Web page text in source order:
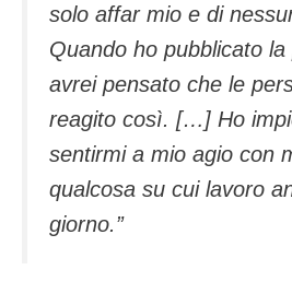
solo affar mio e di
Quando ho pubblicato
avrei pensato che le
reagito così. […] Ho
sentirmi a mio agio con
qualcosa su cui lavoro
giorno.”